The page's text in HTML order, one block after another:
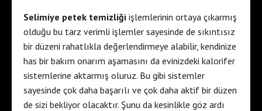
Selimiye petek temizliği işlemlerinin ortaya çıkarmış
olduğu bu tarz verimli işlemler sayesinde de sıkıntısız
bir düzeni rahatlıkla değerlendirmeye alabilir, kendinize
has bir bakım onarım aşamasını da evinizdeki kalorifer
sistemlerine aktarmış oluruz. Bu gibi sistemler
sayesinde çok daha başarılı ve çok daha aktif bir düzen
de sizi bekliyor olacaktır. Şunu da kesinlikle göz ardı